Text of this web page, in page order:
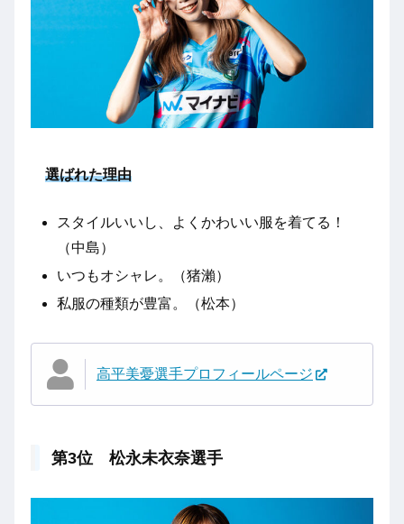
選ばれた理由
スタイルいいし、よくかわいい服を着てる！
（中島）
いつもオシャレ。（猪瀨）
私服の種類が豊富。（松本）
高平美憂選手プロフィールページ
第3位 松永未衣奈選手